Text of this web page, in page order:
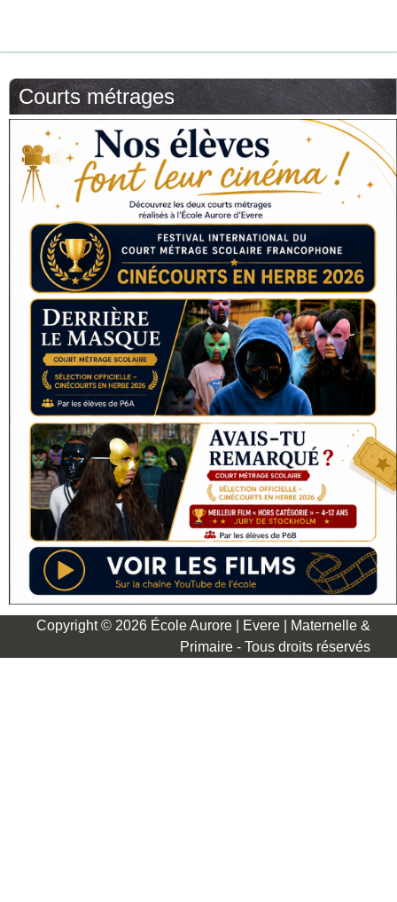
Courts métrages
Copyright © 2026 École Aurore | Evere | Maternelle &
Primaire - Tous droits réservés